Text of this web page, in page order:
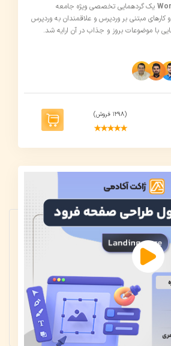
یک گردهمایی تخصصی ویژه جامعه
مبتنی بر وردپرس و علاقمندان به وردپرس
با موضوعات بروز و جذاب در آن ارایه شد.
(1298 فروش)
3.6
25 رأی